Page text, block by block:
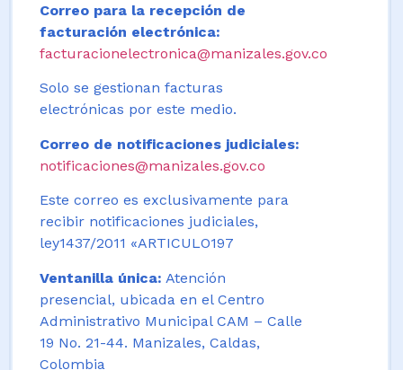
Correo para la recepción de
facturación electrónica:
facturacionelectronica@manizales.gov.co
Solo se gestionan facturas
electrónicas por este medio.
Correo de notificaciones judiciales:
notificaciones@manizales.gov.co
Este correo es exclusivamente para
recibir notificaciones judiciales,
ley1437/2011 «ARTICULO197
Ventanilla única: Atención
presencial, ubicada en el Centro
Administrativo Municipal CAM – Calle
19 No. 21-44. Manizales, Caldas,
Colombia